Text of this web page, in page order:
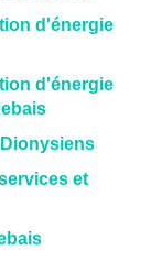
d'énergie
d'énergie
et